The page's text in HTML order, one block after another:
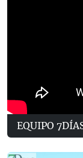
EQUIPO